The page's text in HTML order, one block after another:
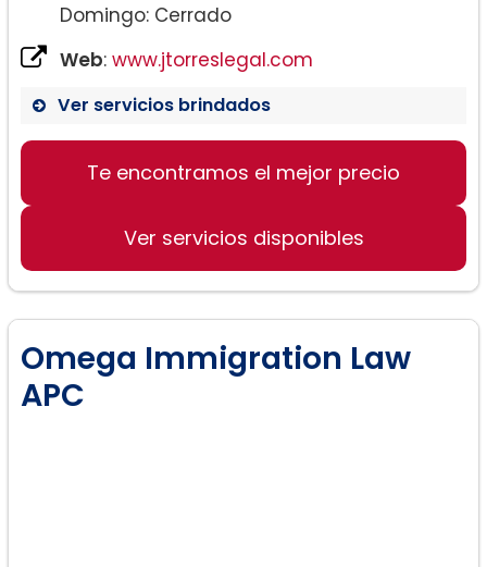
Domingo: Cerrado
Web: www.jtorreslegal.com
Ver servicios brindados
Te encontramos el mejor precio
Ver servicios disponibles
Omega Immigration Law
APC